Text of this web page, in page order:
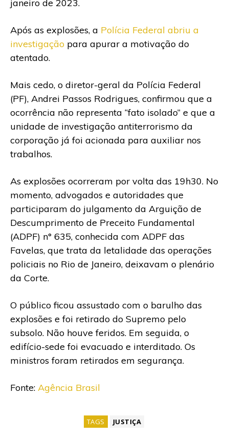
janeiro de 2023.
Após as explosões, a Polícia Federal abriu a
investigação para apurar a motivação do
atentado.
Mais cedo, o diretor-geral da Polícia Federal
(PF), Andrei Passos Rodrigues, confirmou que a
ocorrência não representa “fato isolado” e que a
unidade de investigação antiterrorismo da
corporação já foi acionada para auxiliar nos
trabalhos.
As explosões ocorreram por volta das 19h30. No
momento, advogados e autoridades que
participaram do julgamento da Arguição de
Descumprimento de Preceito Fundamental
(ADPF) n° 635, conhecida com ADPF das
Favelas, que trata da letalidade das operações
policiais no Rio de Janeiro, deixavam o plenário
da Corte.
O público ficou assustado com o barulho das
explosões e foi retirado do Supremo pelo
subsolo. Não houve feridos. Em seguida, o
edifício-sede foi evacuado e interditado. Os
ministros foram retirados em segurança.
Fonte: Agência Brasil
TAGS JUSTIÇA